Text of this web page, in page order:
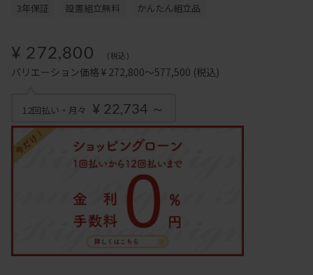
3年保証 設置組立無料 かんたん組立品
¥ 272,800 (税込)
バリエーション価格 ¥ 272,800～577,500 (税込)
12回払い・月々 ¥ 22,734 ～